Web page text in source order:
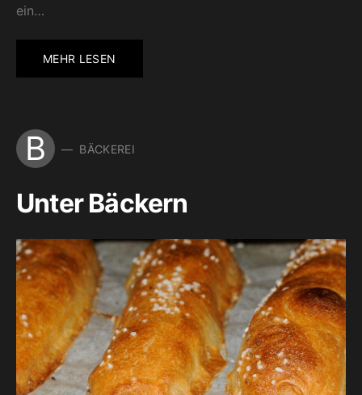
ein…
MEHR LESEN
B BÄCKEREI
Unter Bäckern